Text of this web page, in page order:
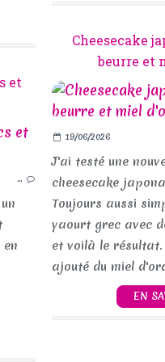
Cheesecake
beurre et
19/06/2026
J'ai testé une
cheesecake
Toujours aussi
yaourt grec avec
et voilà le
ajouté du miel
EN
et
…